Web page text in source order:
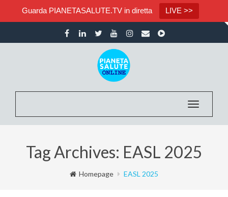
Guarda PIANETASALUTE.TV in diretta LIVE >>
Toggle
Tag Archives: EASL 2025
Homepage EASL 2025